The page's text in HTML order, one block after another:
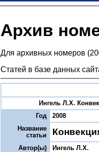
Архив
Для архивных номеров
Статей в базе данных
Ингель Л.X.
Год
2008
Название
статьи
Автор(ы)
Ингель Л.X.